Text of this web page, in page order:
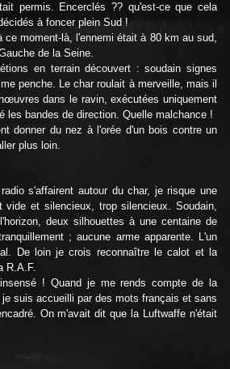
permis. Encerclés ?? qu'est-ce que cela
à foncer plein Sud !
ce moment-là, l'ennemi était à 80 km au sud,
de la Seine.
en terrain découvert : soudain signes
penche. Le char roulait à merveille, mais il
dans le ravin, exécutées uniquement
les bandes de direction. Quelle malchance !
donner du nez à l'orée d'un bois contre un
plus loin.
s'affairent autour du char, je risque une
vide et silencieux, trop silencieux. Soudain,
deux silhouettes à une centaine de
; aucune arme apparente. L'un
De loin je crois reconnaître le calot et la
R.A.F.
! Quand je me rends compte de la
suis accueilli par des mots français et sans
On m'avait dit que la Luftwaffe n'était